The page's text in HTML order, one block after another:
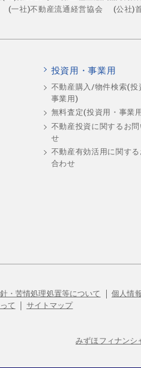
(一社)不動産流通経営協会
(公社)
投資用・事業用
不動産購入/物件検索(投
事業用)
無料査定(投資用・事業
不動産投資に関するお問
せ
不動産有効活用に関す
合わせ
・苦情処理処置等について 個人情
て
サイトマップ
みずほフィナンシ